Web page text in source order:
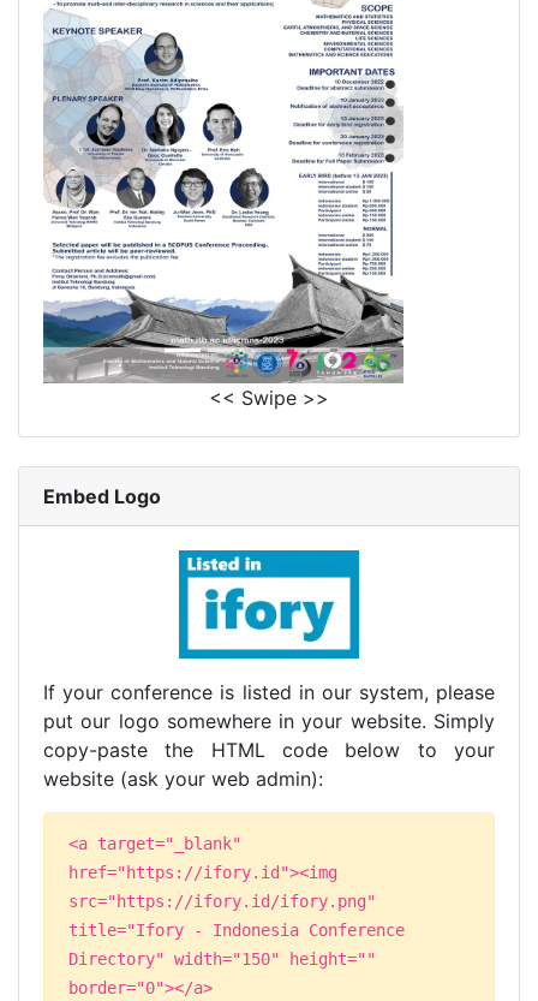
<< Swipe >>
Embed Logo
If your conference is listed in our system, please
put our logo somewhere in your website. Simply
copy-paste the HTML code below to your
website (ask your web admin):
<a target="_blank"
href="https://ifory.id"><img
src="https://ifory.id/ifory.png"
title="Ifory - Indonesia Conference
Directory" width="150" height=""
border="0"></a>